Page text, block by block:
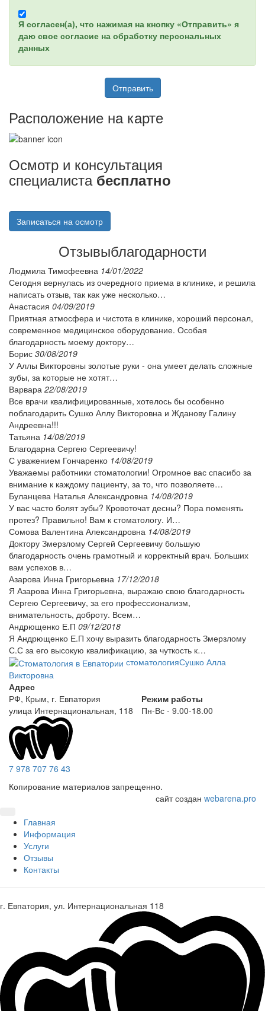
Я согласен(а), что нажимая на кнопку «Отправить» я
даю свое согласие на обработку персональных
данных
Расположение на карте
Осмотр и консультация
специалиста бесплатно
Записаться на осмотр
Отзывыблагодарности
Людмила Тимофеевна 14/01/2022
Сегодня вернулась из очередного приема в клинике, и решила
написать отзыв, так как уже несколько…
Анастасия 04/09/2019
Приятная атмосфера и чистота в клинике, хороший персонал,
современное медицинское оборудование. Особая
благодарность моему доктору…
Борис 30/08/2019
У Аллы Викторовны золотые руки - она умеет делать сложные
зубы, за которые не хотят…
Варвара 22/08/2019
Все врачи квалифицированные, хотелось бы особенно
поблагодарить Сушко Аллу Викторовна и Жданову Галину
Андреевна!!!
Татьяна 14/08/2019
Благодарна Сергею Сергеевичу!
С уважением Гончаренко 14/08/2019
Уважаемы работники стоматологии! Огромное вас спасибо за
внимание к каждому пациенту, за то, что позволяете…
Буланцева Наталья Александровна 14/08/2019
У вас часто болят зубы? Кровоточат десны? Пора поменять
протез? Правильно! Вам к стоматологу. И…
Сомова Валентина Александровна 14/08/2019
Доктору Змерзлому Сергей Сергеевичу большую
благодарность очень грамотный и корректный врач. Больших
вам успехов в…
Азарова Инна Григорьевна 17/12/2018
Я Азарова Инна Григорьевна, выражаю свою благодарность
Сергею Сергеевичу, за его профессионализм,
внимательность, доброту. Всем…
Андрющенко Е.П 09/12/2018
Я Андрющенко Е.П хочу выразить благодарность Змерзлому
С.С за его высокую квалификацию, за чуткость к…
стоматологияСушко Алла
Викторовна
Адрес
РФ, Крым, г. Евпатория
улица Интернациональная, 118
Режим работы
Пн-Вс - 9.00-18.00
7 978 707 76 43
Копирование материалов запрещенно.
сайт создан webarena.pro
Главная
Информация
Услуги
Отзывы
Контакты
г. Евпатория, ул. Интернациональная 118